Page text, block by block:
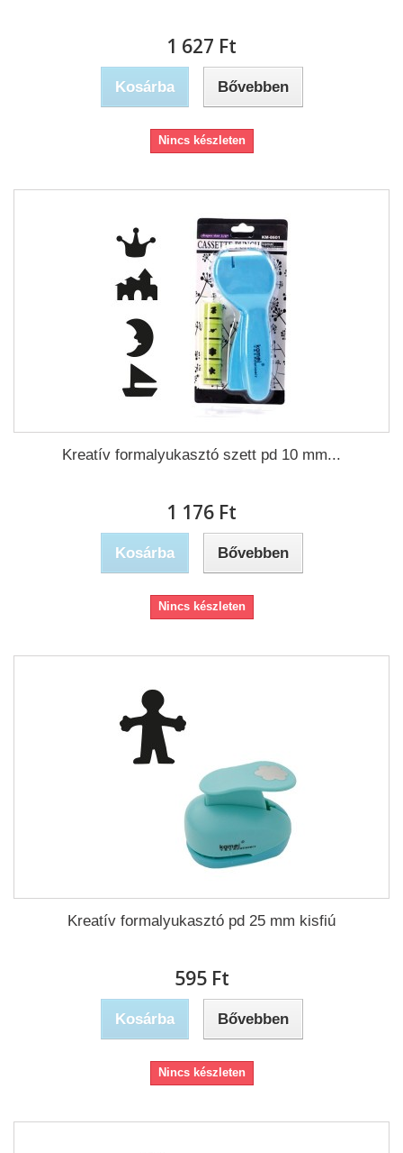
1 627 Ft‎
Kosárba Bővebben
Nincs készleten
Kreatív formalyukasztó szett pd 10 mm...
1 176 Ft‎
Kosárba Bővebben
Nincs készleten
Kreatív formalyukasztó pd 25 mm kisfiú
595 Ft‎
Kosárba Bővebben
Nincs készleten